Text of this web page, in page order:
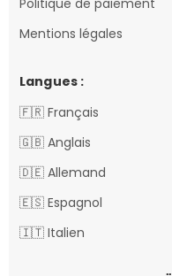
Mentions légales
Langues :
🇫🇷 Français
🇬🇧 Anglais
🇩🇪 Allemand
🇪🇸 Espagnol
🇮🇹 Italien